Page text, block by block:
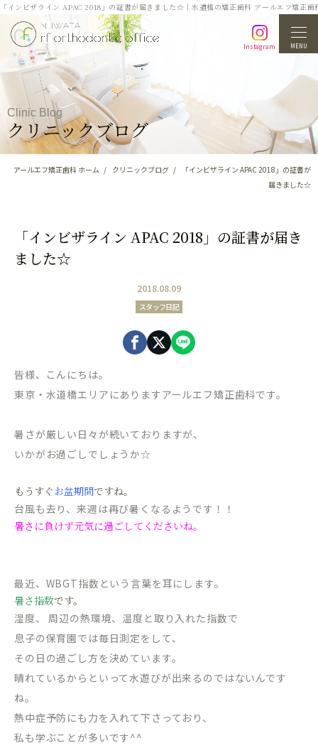
「インビザライン APAC 2018」の証書が届きました☆｜水道橋の矯正歯科 アールエフ矯正歯
Instagram MENU
Clinic Blog
クリニックブログ
アールエフ矯正歯科 ホーム クリニックブログ
「インビザライン APAC 2018」の証書が
届きました☆
「インビザライン APAC 2018」の証書が届き
ました☆
2018.08.09
スタッフ日記
皆様、こんにちは。
東京・水道橋エリアにありますアールエフ矯正歯科です。
暑さが厳しい日々が続いておりますが、
いかがお過ごしでしょうか☆
もうすぐお盆期間ですね。
台風も去り、来週は再び暑くなるようです！！
暑さに負けず元気に過ごしてくださいね。
最近、WBGT指数という言葉を耳にします。
暑さ指数です。
湿度、 周辺の熱環境、温度と取り入れた指数で
息子の保育園では毎日測定をして、
その日の過ごし方を決めています。
晴れているからといって水遊びが出来るのではないんです
ね。
熱中症予防にも力を入れて下さっており、
私も学ぶことが多いです^^